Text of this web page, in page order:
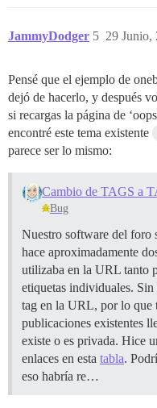
JammyDodger 29 Junio,
5
Pensé que el ejemplo de
dejó de hacerlo, y después
si recargas la página de
encontré este tema existente
parece ser lo mismo:
Bug
Nuestro software del foro
hace aproximadamente
utilizaba en la URL tanto
etiquetas individuales.
tag en la URL, por lo que
publicaciones existentes
existe o es privada. Hice
enlaces en esta tabla.
eso habría re…